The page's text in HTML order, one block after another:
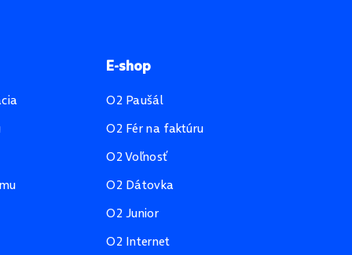
E-shop
O2 Paušál
O2 Fér na faktúru
O2 Voľnosť
O2 Dátovka
O2 Junior
O2 Internet